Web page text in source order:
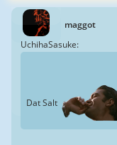
maggot
UchihaSasuke:
Dat Salt